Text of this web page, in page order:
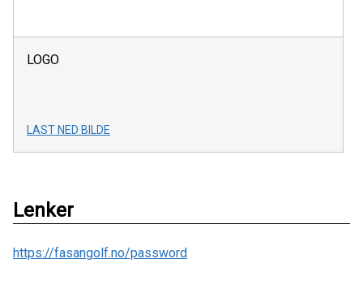
LOGO
LAST NED BILDE
Lenker
https://fasangolf.no/password